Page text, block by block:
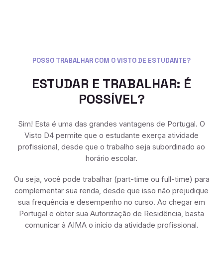
POSSO TRABALHAR COM O VISTO DE ESTUDANTE?
ESTUDAR E TRABALHAR: É
POSSÍVEL?
Sim! Esta é uma das grandes vantagens de Portugal. O
Visto D4 permite que o estudante exerça atividade
profissional, desde que o trabalho seja subordinado ao
horário escolar.
Ou seja, você pode trabalhar (part-time ou full-time) para
complementar sua renda, desde que isso não prejudique
sua frequência e desempenho no curso. Ao chegar em
Portugal e obter sua Autorização de Residência, basta
comunicar à AIMA o início da atividade profissional.